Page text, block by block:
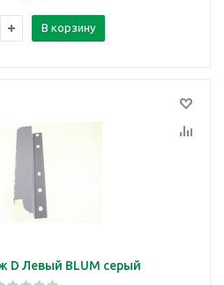
В корзину
D Левый BLUM серый